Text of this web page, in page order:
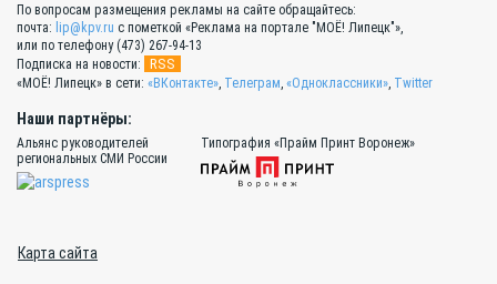
По вопросам размещения рекламы на сайте обращайтесь:
почта: lip@kpv.ru с пометкой «Реклама на портале "МОЁ! Липецк"»,
или по телефону (473) 267-94-13
Подписка на новости:
RSS
«МОЁ! Липецк» в сети: «ВКонтакте» Телеграм «Одноклассники» Twitter
Наши партнёры:
Альянс руководителей
региональных СМИ России
Типография «Прайм Принт Воронеж»
Карта сайта